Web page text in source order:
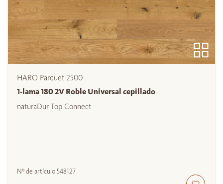
HARO Parquet 2500
1-lama 180 2V Roble Universal cepillado
naturaDur Top Connect
Nº de artículo548127